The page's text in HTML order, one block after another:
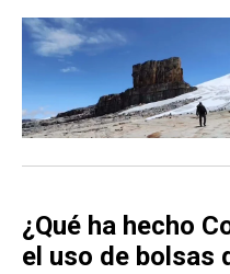
¿Qué ha hecho
el uso de bolsas